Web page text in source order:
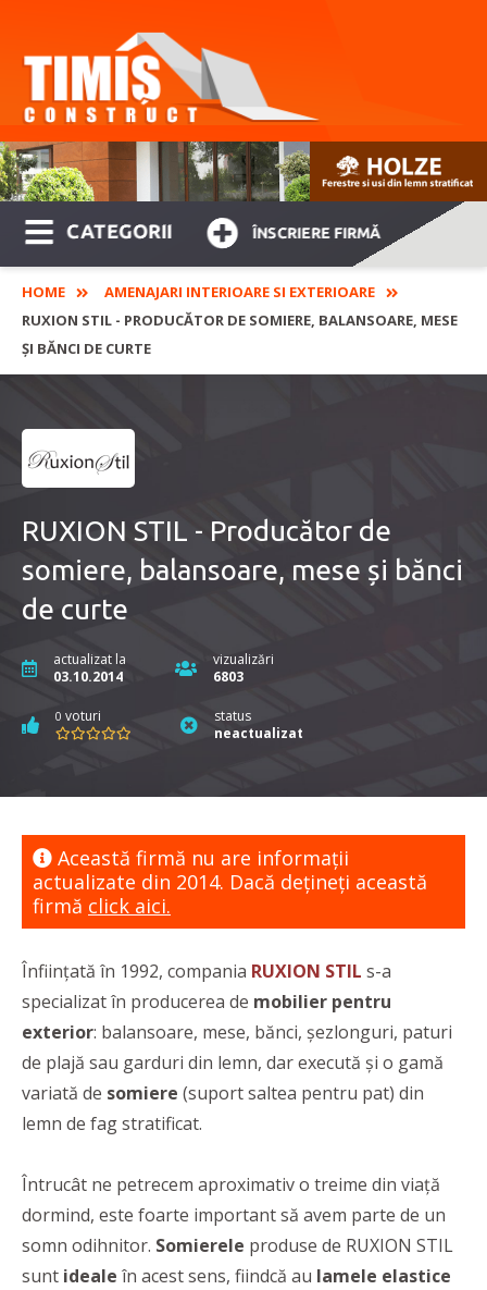
CATEGORII ÎNSCRIERE FIRMĂ
HOME
AMENAJARI INTERIOARE SI EXTERIOARE
RUXION STIL - PRODUCĂTOR DE SOMIERE, BALANSOARE, MESE
ȘI BĂNCI DE CURTE
RUXION STIL - Producător de
somiere, balansoare, mese și bănci
de curte
actualizat la
03.10.2014
vizualizări
6803
0 voturi
status
neactualizat
Această firmă nu are informaţii
actualizate din 2014. Dacă dețineți această
firmă click aici.
Înființată în 1992, compania RUXION STIL s-a
specializat în producerea de mobilier pentru
exterior: balansoare, mese, bănci, șezlonguri, paturi
de plajă sau garduri din lemn, dar execută și o gamă
variată de somiere (suport saltea pentru pat) din
lemn de fag stratificat.
Întrucât ne petrecem aproximativ o treime din viață
dormind, este foarte important să avem parte de un
somn odihnitor. Somierele produse de RUXION STIL
sunt ideale în acest sens, fiindcă au lamele elastice